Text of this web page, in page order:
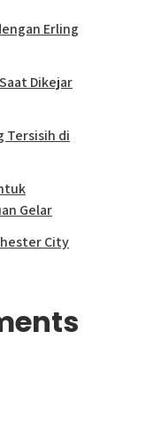
Erling
Dikejar
Tersisih di
Gelar
City